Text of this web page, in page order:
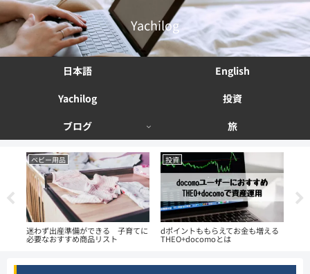
Yachilog
日本語
English
Yachilog
投資
ブログ
旅
ベビー用品
迷わず出産準備ができる 子育てに
必要なおすすめ商品リスト
投資
dポイントももらえてお金も増える
THEO+docomoとは